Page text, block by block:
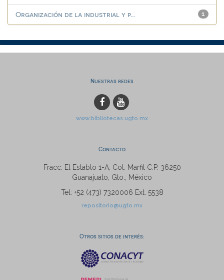
1
Organización de la industrial y p...
Nuestras redes
www.bibliotecas.ugto.mx
Contacto
Fracc. El Establo 1-A, Col. Marfil C.P. 36250
Guanajuato, Gto., México
Tel: +52 (473) 7320006 Ext. 5538
repositorio@ugto.mx
Otros sitios de interés: